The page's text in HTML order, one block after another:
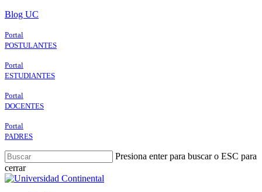
Skip
main
content
Blog UC
Portal
POSTULANTES
Portal
ESTUDIANTES
Portal
DOCENTES
Portal
PADRES
Presiona enter para buscar o ESC para
cerrar
Close